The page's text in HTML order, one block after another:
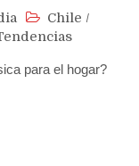
Chile /
para el hogar?